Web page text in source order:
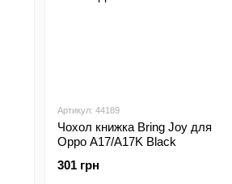
Артикул: 44189
Чохол книжка Bring Joy для
Oppo A17/A17K Black
301 грн